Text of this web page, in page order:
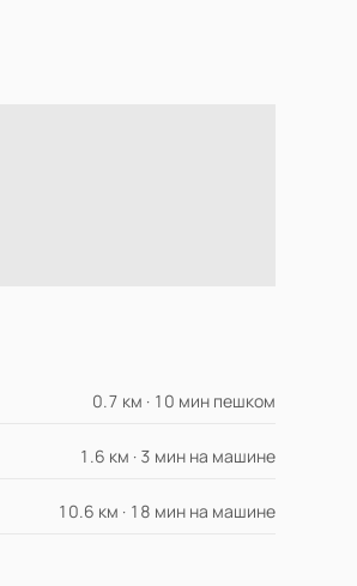
0.7 км · 10 мин пешком
1.6 км · 3 мин на машине
10.6 км · 18 мин на машине